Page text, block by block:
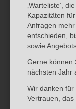
‚Warteliste‘,
Kapazitäten
Anfragen
entschieden,
sowie
Gerne können
nächsten Jahr
Wir danken
Vertrauen,